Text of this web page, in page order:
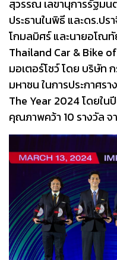
สุวรรณ เลขานุการรัฐมน
ประธานในพิธี และดร.ปร
โกมลมิศร์ และนายอโณ
Thailand Car & Bike
มอเตอร์โชว์ โดย บริษัท
มหาชน ในการประกาศร
The Year 2024 โดยใ
คุณภาพคว้า 10 รางวัล